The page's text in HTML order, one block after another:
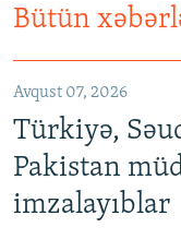
Bütün
Avqust 07, 2026
Türkiyə,
Pakistan
imzalayıblar